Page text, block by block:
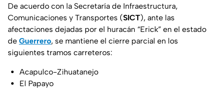
De acuerdo con la Secretaría de Infraestructura,
Comunicaciones y Transportes (SICT), ante las
afectaciones dejadas por el huracán “Erick” en el estado
de Guerrero, se mantiene el cierre parcial en los
siguientes tramos carreteros:
Acapulco-Zihuatanejo
El Papayo